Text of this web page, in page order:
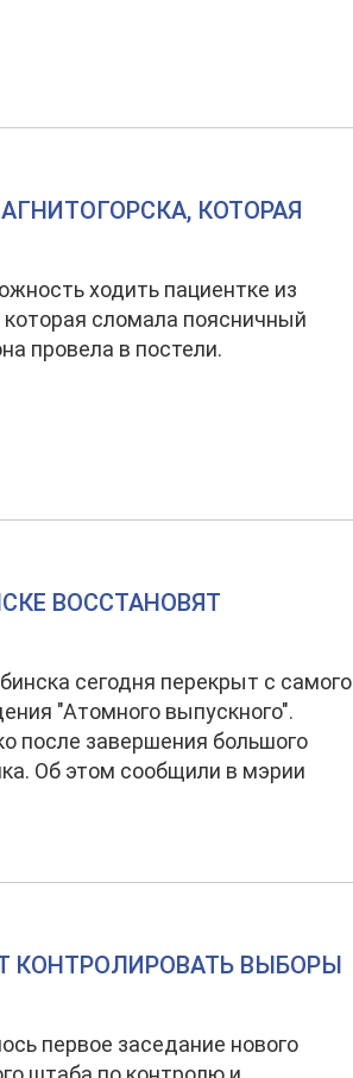
КОТОРАЯ
ходить пациентке из
сломала поясничный
провела в постели.
ВОССТАНОВЯТ
сегодня перекрыт с самого
"Атомного выпускного".
после завершения большого
Об этом сообщили в мэрии
КОНТРОЛИРОВАТЬ ВЫБОРЫ
первое заседание нового